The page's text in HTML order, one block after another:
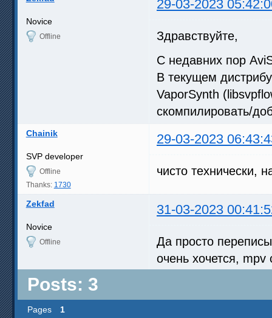
29-03-2023
Novice
Offline
Здравствуйте,
С недавних пор
В текущем
VaporSynth
скомпилировать/
Chainik 29-03-2023
SVP developer
Offline
Thanks: 1730
чисто технически,
Zekfad 31-03-2023
Novice
Offline
Да просто
очень хочется,
Posts: 3
Pages 1